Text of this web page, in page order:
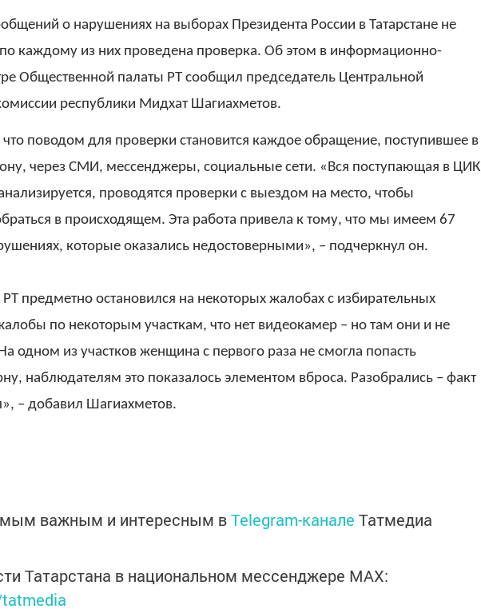
о нарушениях на выборах Президента России в Татарстане не
каждому из них проведена проверка. Об этом в информационно-
Общественной палаты РТ сообщил председатель Центральной
республики Мидхат Шагиахметов.
поводом для проверки становится каждое обращение, поступившее в
через СМИ, мессенджеры, социальные сети. «Вся поступающая в ЦИК
проводятся проверки с выездом на место, чтобы
в происходящем. Эта работа привела к тому, что мы имеем 67
которые оказались недостоверными», – подчеркнул он.
предметно остановился на некоторых жалобах с избирательных
по некоторым участкам, что нет видеокамер – но там они и не
одном из участков женщина с первого раза не смогла попасть
наблюдателям это показалось элементом вброса. Разобрались – факт
– добавил Шагиахметов.
важным и интересным вTelegram-канале Татмедиа
Татарстана в национальном мессенджере MАХ: